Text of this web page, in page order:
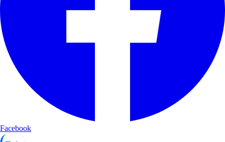
Facebook